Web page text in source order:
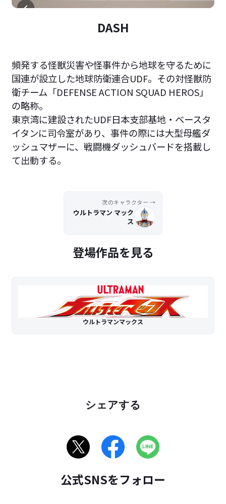
DASH
頻発する怪獣災害や怪事件から地球を守るために
国連が設立した地球防衛連合UDF。その対怪獣防
衛チーム「DEFENSE ACTION SQUAD HEROS」
の略称。
東京湾に建設されたUDF日本支部基地・ベースタ
イタンに司令室があり、事件の際には大型母艦ダ
ッシュマザーに、戦闘機ダッシュバードを搭載し
て出動する。
次のキャラクター →
ウルトラマン マック
ス
登場作品を見る
ウルトラマンマックス
シェアする
公式SNSをフォロー